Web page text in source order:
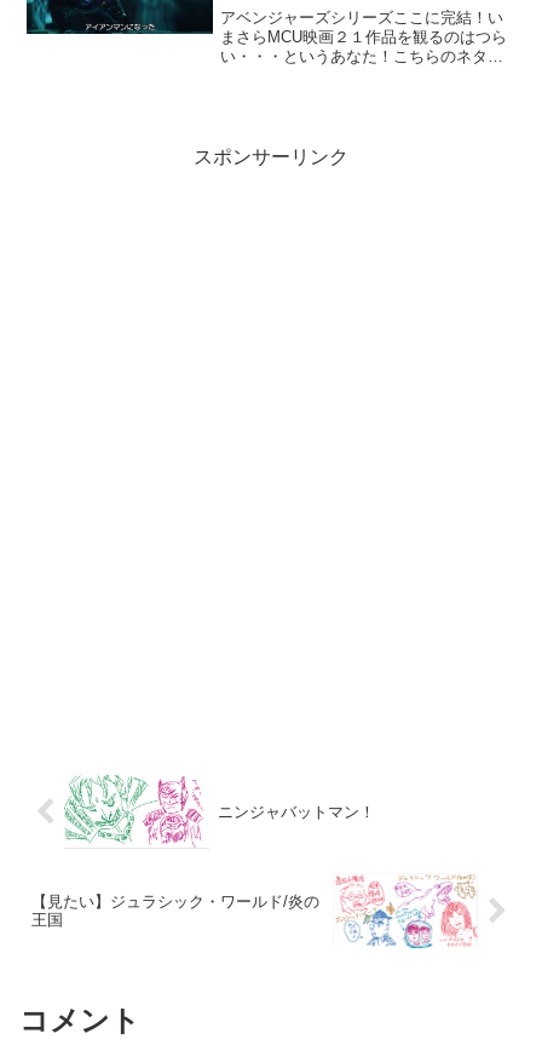
アベンジャーズシリーズここに完結！い
まさらMCU映画２１作品を観るのはつら
い・・・というあなた！こちらのネタバ
スポンサーリンク
ニンジャバットマン！
【見たい】ジュラシック・ワールド/炎の
王国
コメント